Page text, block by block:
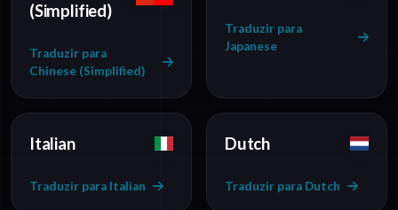
(Simplified)
Traduzir para
Chinese (Simplified)
Traduzir para
Japanese
Italian
Traduzir para Italian
Dutch
Traduzir para Dutch